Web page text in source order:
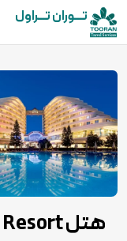
تـــوران تـــراول
هتل Miracle Resort